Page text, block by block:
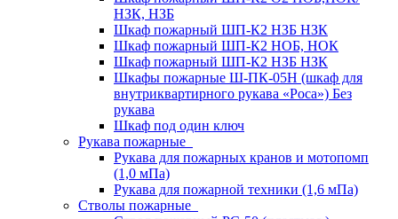
НЗК, НЗБ
Шкаф пожарный ШП-К2 НЗБ НЗК
Шкаф пожарный ШП-К2 НОБ, НОК
Шкаф пожарный ШП-К2 НЗБ НЗК
Шкафы пожарные Ш-ПК-05Н (шкаф для
внутриквартирного рукава «Роса») Без
рукава
Шкаф под один ключ
Рукава пожарные
Рукава для пожарных кранов и мотопомп
(1,0 мПа)
Рукава для пожарной техники (1,6 мПа)
Стволы пожарные